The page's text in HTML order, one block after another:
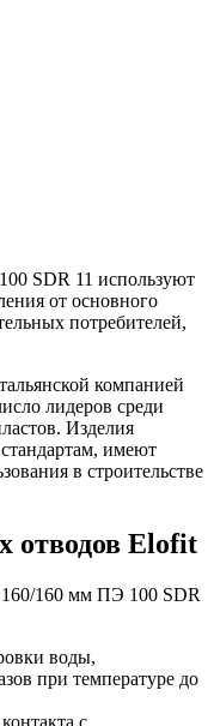
SDR 11 используют
от основного
потребителей,
компанией
лидеров среди
Изделия
имеют
в строительстве
отводов Elofit
160 мм ПЭ 100 SDR
воды,
при температуре до
с